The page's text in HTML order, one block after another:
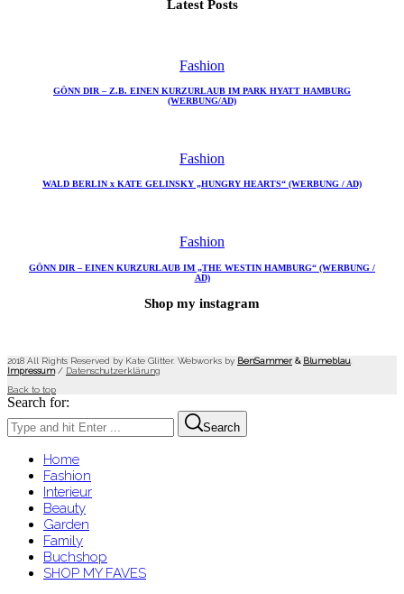
Latest Posts
Fashion
GÖNN DIR – Z.B. EINEN KURZURLAUB IM PARK HYATT HAMBURG
(WERBUNG/AD)
Fashion
WALD BERLIN x KATE GELINSKY „HUNGRY HEARTS“ (WERBUNG / AD)
Fashion
GÖNN DIR – EINEN KURZURLAUB IM „THE WESTIN HAMBURG“ (WERBUNG /
AD)
Shop my instagram
2018 All Rights Reserved by Kate Glitter. Webworks by BenSammer & Blumeblau
Impressum/ Datenschutzerklärung
Back to top
Search for:
Search
Home
Fashion
Interieur
Beauty
Garden
Family
Buchshop
SHOP MY FAVES